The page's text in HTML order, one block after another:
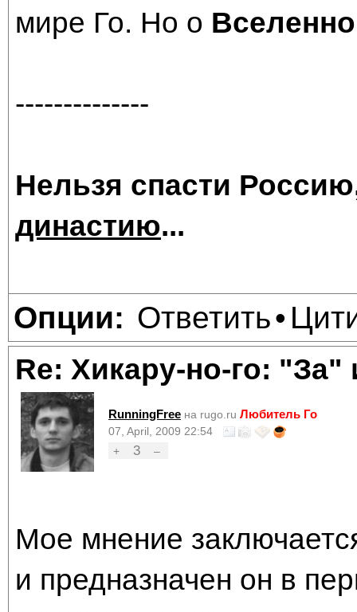
мире Го. Но о
--------------
Нельзя спасти
династию...
Опции: Ответить•
Re: Хикару-но-го:
RunningFree на rugo.ru Любитель Го
07, April, 2009 22:54
+
3 –
Мое мнение
и предназначен он в